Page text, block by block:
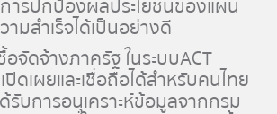
มสำเร็จได้เป็นอย่างดี
จัดจ้างภาครัฐ ในระบบACT
ดเผยและเชื่อถือได้สำหรับคนไทย
รับการอนุเคราะห์ข้อมูลจากกรม